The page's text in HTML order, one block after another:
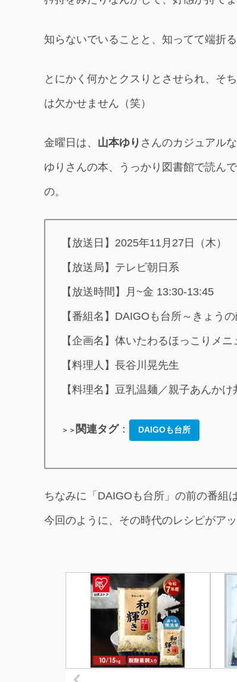
知らないでいることと、知ってて端折
とにかく何かとクスりとさせられ、そ
は欠かせません（笑）
金曜日は、 山本ゆり さんのカジュアル
ゆりさんの本、うっかり図書館で読ん
の。
【放送日】2025年11月27日（木）
【放送局】テレビ朝日系
【放送時間】月~金 13:30-13:45
【番組名】DAIGOも台所～きょう
【企画名】体いたわるほっこりメニ
【料理人】長谷川晃先生
【料理名】豆乳温麺／親子あんかけ
＞＞ 関連タグ： DAIGOも台所
ちなみに「DAIGOも台所」の前の番組
今回のように、その時代のレシピがア